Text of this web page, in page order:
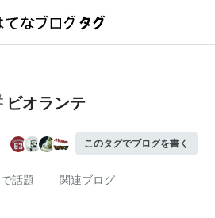
ビオランテ
このタグでブログを書く
話題 関連ブログ